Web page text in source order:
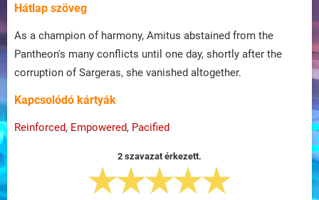
Hátlap szöveg
As a champion of harmony, Amitus abstained from the
Pantheon's many conflicts until one day, shortly after the
corruption of Sargeras, she vanished altogether.
Kapcsolódó kártyák
Reinforced, Empowered, Pacified
2 szavazat érkezett.